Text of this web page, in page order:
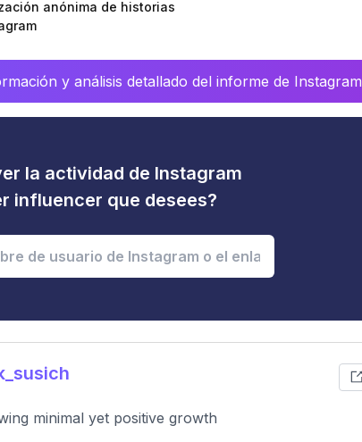
anónima de historias
y análisis detallado del informe de Instagram
la actividad de Instagram
influencer que desees?
minimal yet positive growth